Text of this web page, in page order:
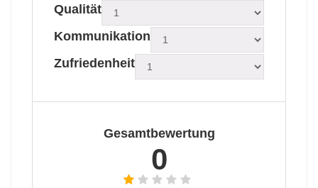
Qualität
Kommunikation
Zufriedenheit
Gesamtbewertung
0